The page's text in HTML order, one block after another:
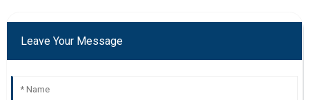
Leave Your Message